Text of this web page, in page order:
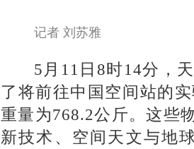
记者 刘苏雅
5月11日8时14分，
了将前往中国空间站的
重量为768.2公斤。这些
新技术、空间天文与地